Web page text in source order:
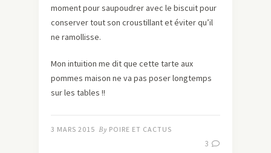
moment pour saupoudrer avec le biscuit pour
conserver tout son croustillant et éviter qu’il
ne ramollisse.
Mon intuition me dit que cette tarte aux
pommes maison ne va pas poser longtemps
sur les tables !!
3 MARS 2015 By POIRE ET CACTUS
3